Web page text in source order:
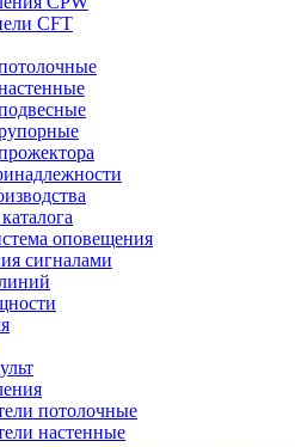
CFT
оповещения
сигналами
потолочные
настенные